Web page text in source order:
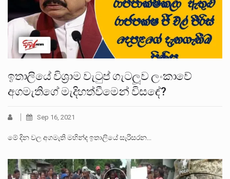
ඉතාලියේ විශ‍්‍රාම වැටුප් ගැටලූව ලංකාවේ
අගමැතිගේ මැදිහත්වීමෙන් විසඳේ?
Sep 16, 2021
මේ දින වල අගමැති මහින්ද ඉතාලියේ සැරිසරන…